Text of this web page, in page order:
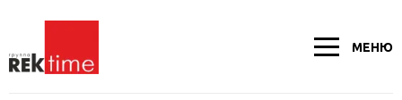
МЕНЮ